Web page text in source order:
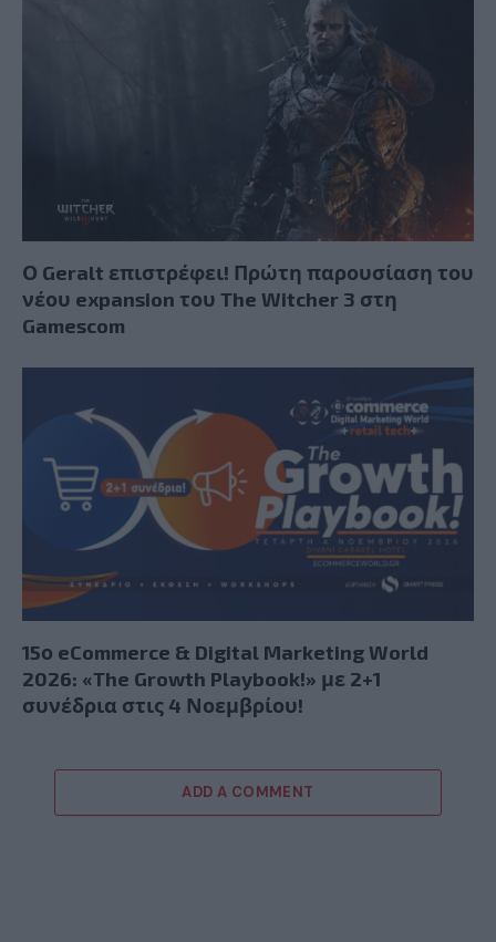
Ο Geralt επιστρέφει! Πρώτη παρουσίαση του
νέου expansion του The Witcher 3 στη
Gamescom
15ο eCommerce & Digital Marketing World
2026: «The Growth Playbook!» με 2+1
συνέδρια στις 4 Νοεμβρίου!
ADD A COMMENT